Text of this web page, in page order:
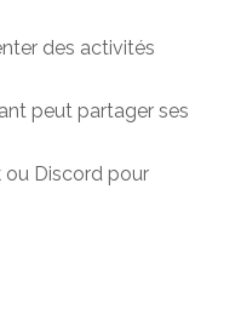
des activités
peut partager ses
ou Discord pour